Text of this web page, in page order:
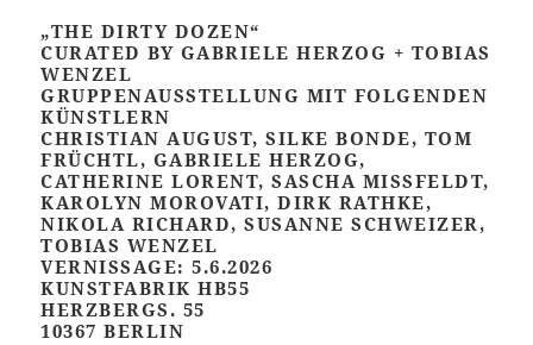
„THE DIRTY DOZEN“
CURATED BY GABRIELE HERZOG + TOBIAS
WENZEL
GRUPPENAUSSTELLUNG MIT FOLGENDEN
KÜNSTLERN
CHRISTIAN AUGUST, SILKE BONDE, TOM
FRÜCHTL, GABRIELE HERZOG,
CATHERINE LORENT, SASCHA MISSFELDT,
KAROLYN MOROVATI, DIRK RATHKE,
NIKOLA RICHARD, SUSANNE SCHWEIZER,
TOBIAS WENZEL
VERNISSAGE: 5.6.2026
KUNSTFABRIK HB55
HERZBERGS. 55
10367 BERLIN